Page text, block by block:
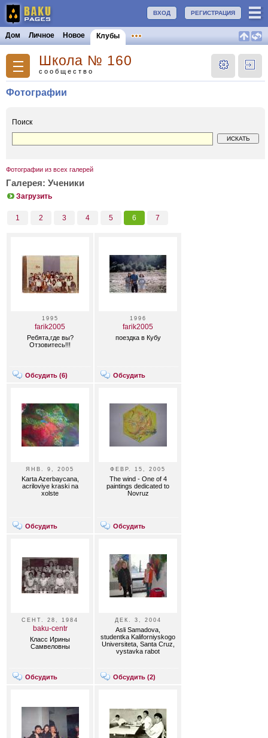
РЕГИСТРАЦИЯ
ВХОД
Дом Личное Новое Клубы
Школа № 160
сообщество
Фотографии
Поиск
Фотографии из всех галерей
Галерея: Ученики
Загрузить
1 2 3 4 5 6 7
1995
farik2005
Ребята,где вы?
Отзовитесь!!!
Обсудить (6)
1996
farik2005
поездка в Кубу
Обсудить
ЯНВ. 9, 2005
Karta Azerbaycana,
acriloviye kraski na
xolste
Обсудить
ФЕВР. 15, 2005
The wind - One of 4
paintings dedicated to
Novruz
Обсудить
СЕНТ. 28, 1984
baku-centr
Класс Ирины
Самвеловны
Обсудить
ДЕК. 3, 2004
Asli Samadova,
studentka Kaliforniyskogo
Universiteta, Santa Cruz,
vystavka rabot
Обсудить (2)